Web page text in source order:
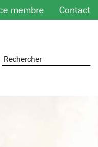
membre Contact